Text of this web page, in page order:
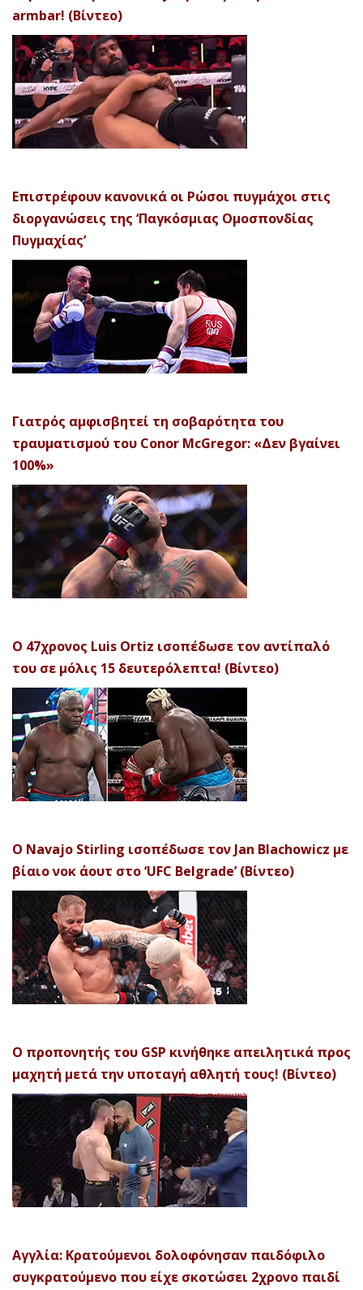
armbar! (Βίντεο)
Επιστρέφουν κανονικά οι Ρώσοι πυγμάχοι στις
διοργανώσεις της ‘Παγκόσμιας Ομοσπονδίας
Πυγμαχίας’
Γιατρός αμφισβητεί τη σοβαρότητα του
τραυματισμού του Conor McGregor: «Δεν βγαίνει
100%»
Ο 47χρονος Luis Ortiz ισοπέδωσε τον αντίπαλό
του σε μόλις 15 δευτερόλεπτα! (Βίντεο)
Ο Navajo Stirling ισοπέδωσε τον Jan Blachowicz με
βίαιο νοκ άουτ στο ‘UFC Belgrade’ (Βίντεο)
Ο προπονητής του GSP κινήθηκε απειλητικά προς
μαχητή μετά την υποταγή αθλητή τους! (Βίντεο)
Αγγλία: Κρατούμενοι δολοφόνησαν παιδόφιλο
συγκρατούμενο που είχε σκοτώσει 2χρονο παιδί